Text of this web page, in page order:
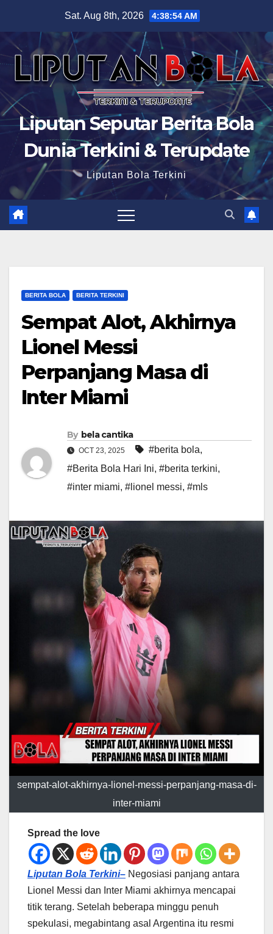
content
Sat. Aug 8th, 2026 4:38:55 AM
Liputan Seputar Berita Bola
Dunia Terkini & Terupdate
Liputan Bola Terkini
BERITA BOLA BERITA TERKINI
Sempat Alot, Akhirnya
Lionel Messi
Perpanjang Masa di
Inter Miami
By bela cantika
OCT 23, 2025 #berita bola,
#Berita Bola Hari Ini, #berita terkini,
#inter miami, #lionel messi, #mls
sempat-alot-akhirnya-lionel-messi-perpanjang-masa-di-
inter-miami
Spread the love
Liputan Bola Terkini– Negosiasi panjang antara
Lionel Messi dan Inter Miami akhirnya mencapai
titik terang. Setelah beberapa minggu penuh
spekulasi, megabintang asal Argentina itu resmi